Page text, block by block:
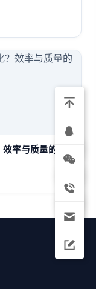
率与质量的平